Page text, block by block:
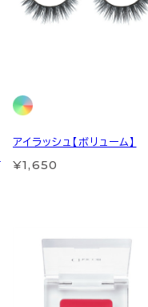
アイラッシュ【ボリューム】
¥1,650